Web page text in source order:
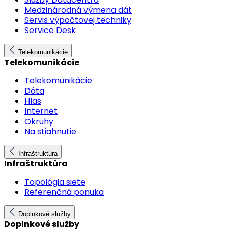
Medzinárodná výmena dát
Servis výpočtovej techniky
Service Desk
Telekomunikácie
Telekomunikácie
Telekomunikácie
Dáta
Hlas
Internet
Okruhy
Na stiahnutie
Infraštruktúra
Infraštruktúra
Topológia siete
Referenčná ponuka
Doplnkové služby
Doplnkové služby